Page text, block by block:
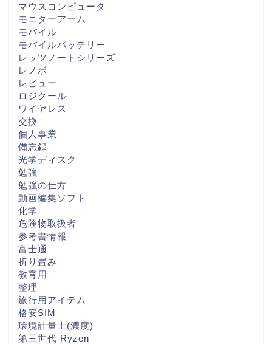
マウスコンピュータ
モニターアーム
モバイル
モバイルバッテリー
レッツノートシリーズ
レノボ
レビュー
ロジクール
ワイヤレス
交換
個人事業
備忘録
光学ディスク
勉強
勉強の仕方
動画編集ソフト
化学
危険物取扱者
参考書情報
富士通
折り畳み
教育用
整理
旅行用アイテム
格安SIM
環境計量士(濃度)
第三世代 Ryzen